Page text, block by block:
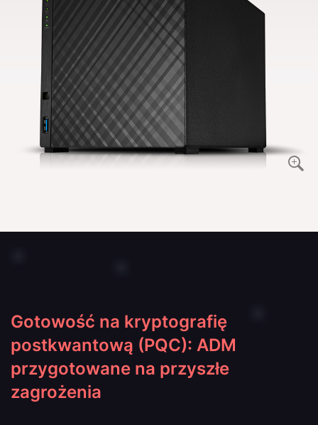
Gotowość na kryptografię
postkwantową (PQC): ADM
przygotowane na przyszłe
zagrożenia